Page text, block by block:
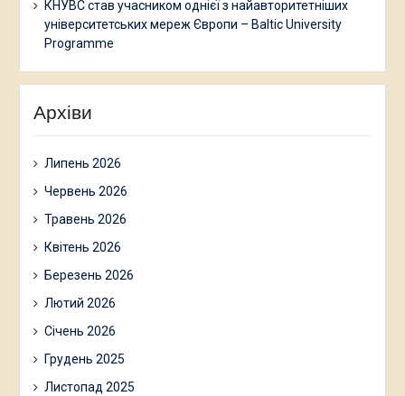
КНУВС став учасником однієї з найавторитетніших
університетських мереж Європи – Baltic University
Programme
Архіви
Липень 2026
Червень 2026
Травень 2026
Квітень 2026
Березень 2026
Лютий 2026
Січень 2026
Грудень 2025
Листопад 2025